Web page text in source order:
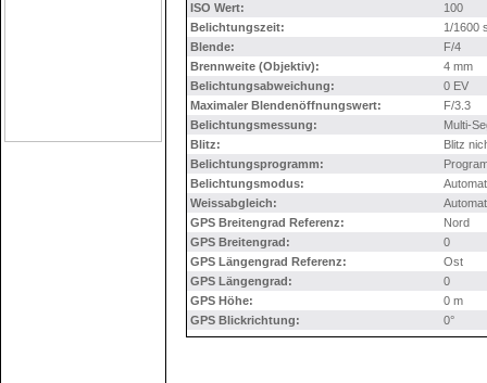
ISO Wert:
100
Belichtungszeit:
1/1600
Blende:
F/4
Brennweite (Objektiv):
4 mm
Belichtungsabweichung:
0 EV
Maximaler Blendenöffnungswert:
F/3.3
Belichtungsmessung:
Multi-
Blitz:
Blitz
Belichtungsprogramm:
Belichtungsmodus:
Weissabgleich:
GPS Breitengrad Referenz:
Nord
GPS Breitengrad:
0
GPS Längengrad Referenz:
Ost
GPS Längengrad:
0
GPS Höhe:
0 m
GPS Blickrichtung:
0°